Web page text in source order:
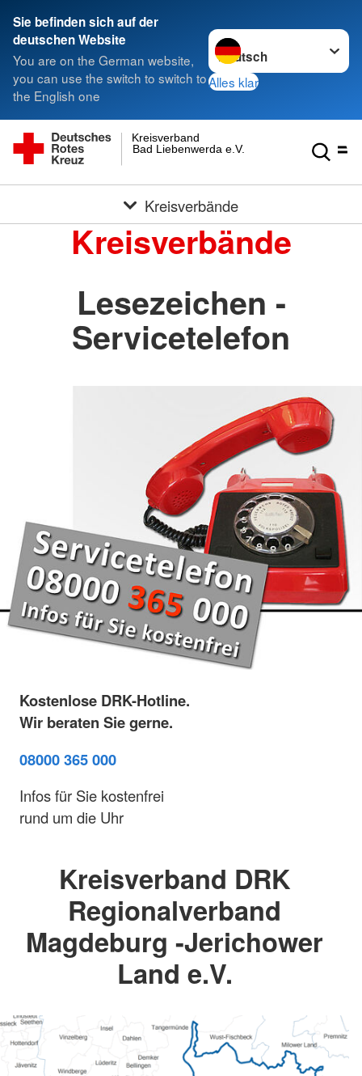
Sie befinden sich auf der
deutschen Website
You are on the German website,
you can use the switch to switch to
the English one
Sprache wechseln zu
Alles klar
Bad Liebenwerda e.V.
Kreisverband
Kreisverbände
Kreisverbände
Lesezeichen -
Servicetelefon
Kostenlose DRK-Hotline.
Wir beraten Sie gerne.
08000 365 000
Infos für Sie kostenfrei
rund um die Uhr
Kreisverband DRK
Regionalverband
Magdeburg -Jerichower
Land e.V.